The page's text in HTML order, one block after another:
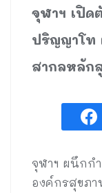
จุฬาฯ เปิด
ปริญญาโท
สากลหลัก
จุฬาฯ ผนึกก
องค์กรสุขภา